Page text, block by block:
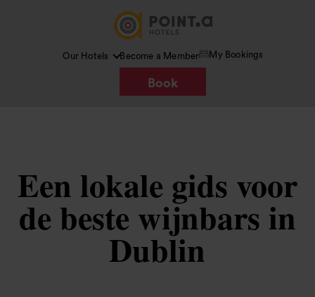
Our Hotels Become a Member My Bookings
Book
Een lokale gids voor
de beste wijnbars in
Dublin